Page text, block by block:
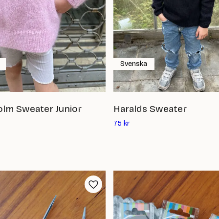
Sweater Junior Haralds Sweater
75 krDet
Svenska